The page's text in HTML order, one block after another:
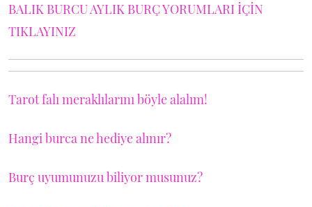
BALIK BURCU AYLIK BURÇ YORUMLARI İÇİN
TIKLAYINIZ
Tarot falı meraklılarını böyle alalım!
Hangi burca ne hediye alınır?
Burç uyumunuzu biliyor musunuz?